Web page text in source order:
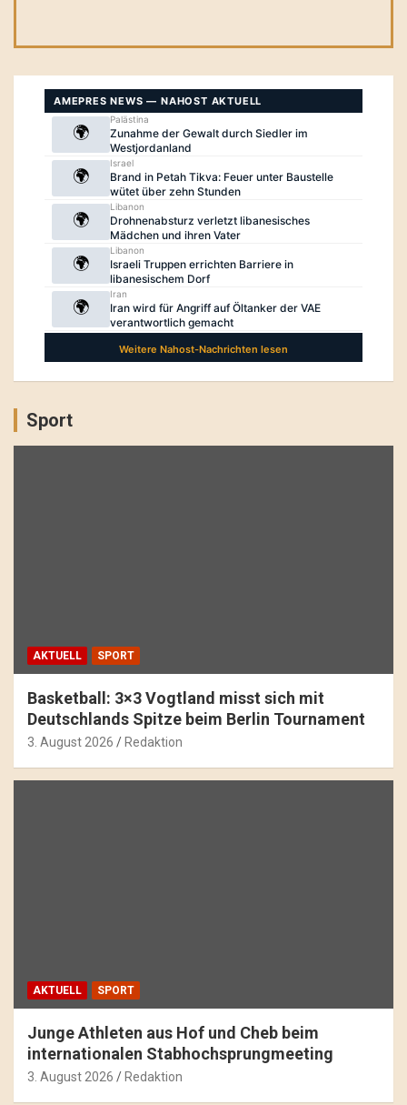
Sport
AKTUELL SPORT
Basketball: 3×3 Vogtland misst sich mit
Deutschlands Spitze beim Berlin Tournament
3. August 2026 Redaktion
AKTUELL SPORT
Junge Athleten aus Hof und Cheb beim
internationalen Stabhochsprungmeeting
3. August 2026 Redaktion